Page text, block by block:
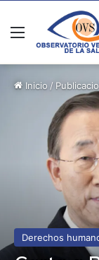
Menú
Inicio /
Derechos